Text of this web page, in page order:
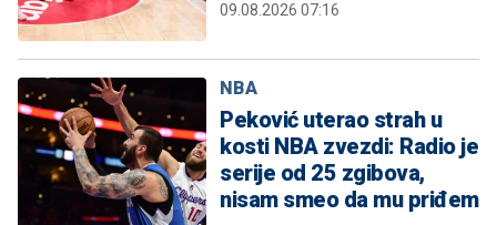
09.08.2026 07:16
NBA
Peković uterao strah u
kosti NBA zvezdi: Radio je
serije od 25 zgibova,
nisam smeo da mu priđem